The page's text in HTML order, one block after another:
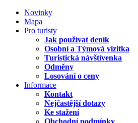
Novinky
Mapa
Pro turisty
Jak používat deník
Osobní a Týmová vizitka
Turistická návštívenka
Odměny
Losování o ceny
Informace
Kontakt
Nejčastější dotazy
Ke stažení
Obchodní podmínky